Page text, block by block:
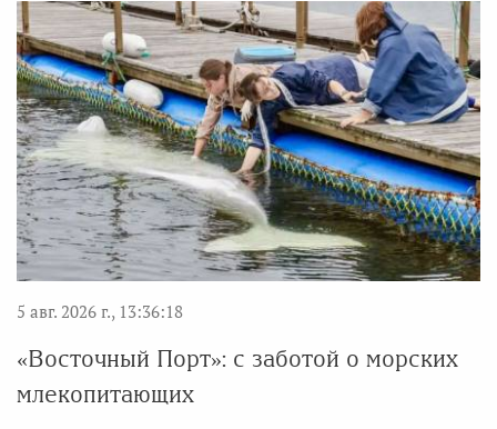
5 авг. 2026 г., 13:36:18
«Восточный Порт»: с заботой о морских
млекопитающих